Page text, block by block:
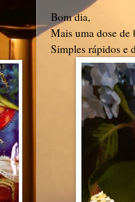
Bom dia,
Mais uma dose de
Simples rápidos e